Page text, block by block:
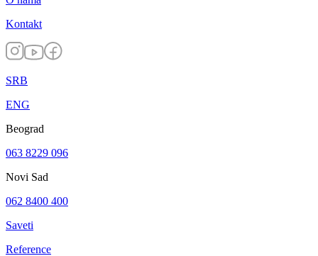
Kontakt
SRB
ENG
Beograd
063 8229 096
Novi Sad
062 8400 400
Saveti
Reference